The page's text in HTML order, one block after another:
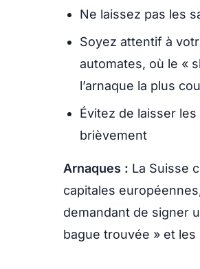
Ne laissez pas les
Soyez attentif à
automates, où le «
l’arnaque la plus
Évitez de laisser
brièvement
Arnaques : La Suisse
capitales
demandant de signer
bague trouvée » et